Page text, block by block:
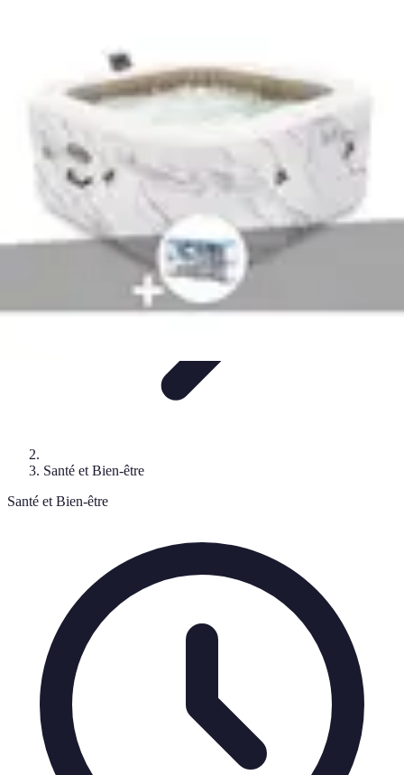
Astuces de Sommeil
Conseils Sommeil
Santé et Bien-être
Santé et Bien-être